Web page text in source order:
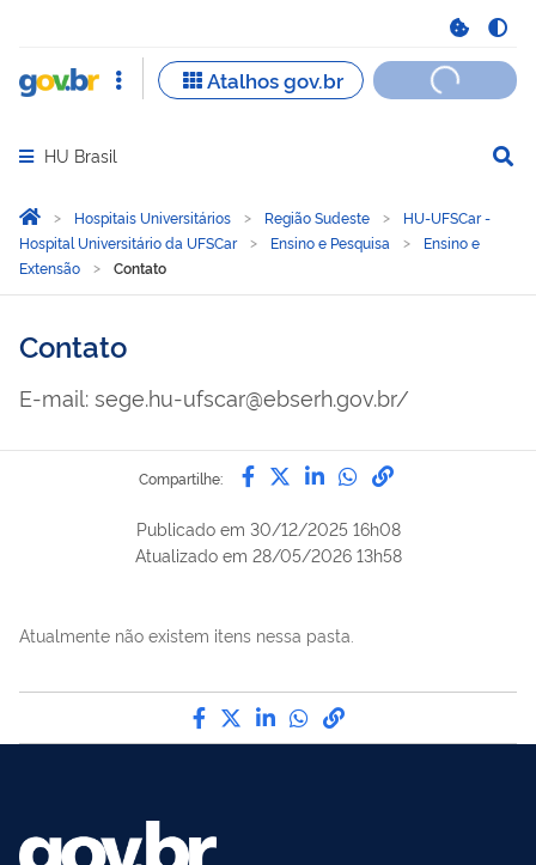
Abrir menu principal de navegação
HU Brasil
Você está aqui:
Página Inicial
Hospitais Universitários Região Sudeste
HU-UFSCar -
Hospital Universitário da UFSCar
Ensino e Pesquisa
Ensino e
Extensão
Contato
Contato
E-mail: sege.hu-ufscar@ebserh.gov.br/
Compartilhe: Compartilhe por Facebook
Compartilhe por Twitter
Compartilhe por
Compartilhe
link para
Publicado em 30/12/2025 16h08
Atualizado em 28/05/2026 13h58
Atualmente não existem itens nessa pasta.
Compartilhe por Facebook
Compartilhe por Twitter
Compartilhe por
Compartilhe por
link para Copiar